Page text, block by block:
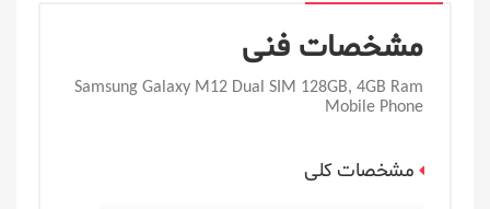
مشخصات فنی
Samsung Galaxy M12 Dual SIM 128GB, 4GB Ram
Mobile Phone
مشخصات کلی